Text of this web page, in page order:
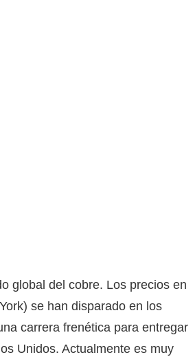
global del cobre. Los precios en
se han disparado en los
carrera frenética para entregar
Unidos. Actualmente es muy